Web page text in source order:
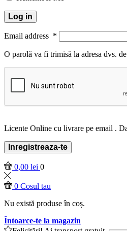
Log in
Email address *
O parolă va fi trimisă la adresa dvs.
Licente Online cu livrare pe email .
Inregistreaza-te
0,00 lei 0
0 Cosul tau
Nu există produse în coș.
Întoarce-te la magazin